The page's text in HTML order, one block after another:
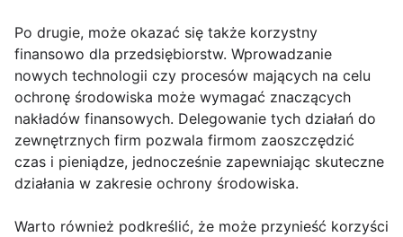
Po drugie, może okazać się także korzystny
finansowo dla przedsiębiorstw. Wprowadzanie
nowych technologii czy procesów mających na celu
ochronę środowiska może wymagać znaczących
nakładów finansowych. Delegowanie tych działań do
zewnętrznych firm pozwala firmom zaoszczędzić
czas i pieniądze, jednocześnie zapewniając skuteczne
działania w zakresie ochrony środowiska.
Warto również podkreślić, że może przynieść korzyści